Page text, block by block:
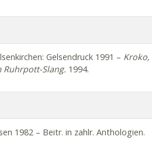
Gelsendruck 1991 – Kroko,
Ruhrpott-Slang. 1994.
1982 – Beitr. in zahlr. Anthologien.